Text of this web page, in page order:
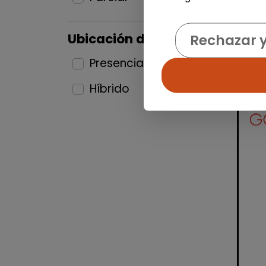
Ubicación del puesto
Presencial
25
Híbrido
9
Rechazar